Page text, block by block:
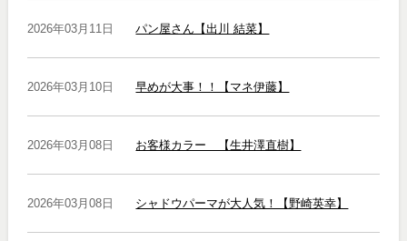
2026年03月11日 パン屋さん【出川 結菜】
2026年03月10日 早めが大事！！【マネ伊藤】
2026年03月08日 お客様カラー 【生井澤直樹】
2026年03月08日 シャドウパーマが大人気！【野崎英幸】